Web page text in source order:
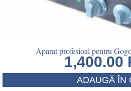
Aparat profesioal pentru
1,400.00
ADAUGĂ ÎN